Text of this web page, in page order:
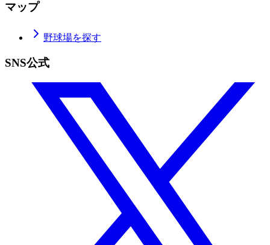
マップ
野球場を探す
SNS公式